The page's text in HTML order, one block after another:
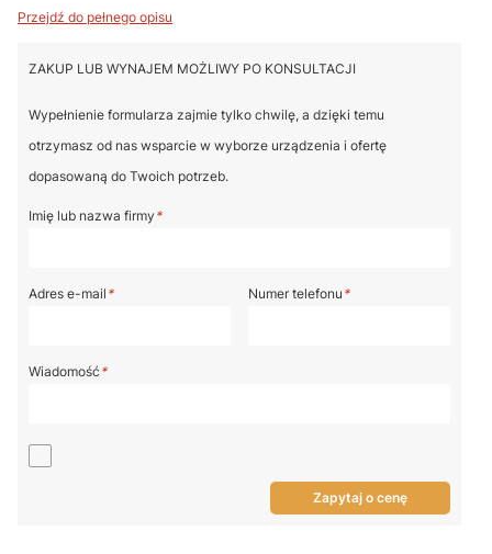
Przejdź do pełnego opisu
ZAKUP LUB WYNAJEM MOŻLIWY PO KONSULTACJI
Wypełnienie formularza zajmie tylko chwilę, a dzięki temu
otrzymasz od nas wsparcie w wyborze urządzenia i ofertę
dopasowaną do Twoich potrzeb.
Imię lub nazwa firmy *
Adres e-mail * Numer telefonu *
Wiadomość *
Zapytaj o cenę